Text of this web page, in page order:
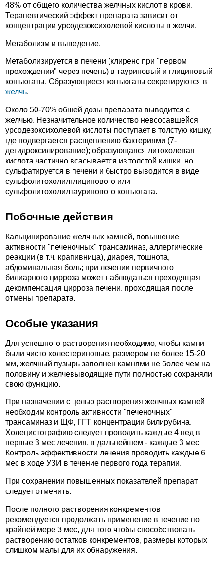
48% от общего количества желчных кислот в крови.
Терапевтический эффект препарата зависит от
концентрации урсодезоксихолевой кислоты в желчи.
Метаболизм и выведение.
Метаболизируется в печени (клиренс при "первом
прохождении" через печень) в тауриновый и глициновый
конъюгаты. Образующиеся конъюгаты секретируются в
желчь.
Около 50-70% общей дозы препарата выводится с
желчью. Незначительное количество невсосавшейся
урсодезоксихолевой кислоты поступает в толстую кишку,
где подвергается расщеплению бактериями (7-
дегидроксилирование); образующаяся литохолевая
кислота частично всасывается из толстой кишки, но
сульфатируется в печени и быстро выводится в виде
сульфолитохолилглицинового или
сульфолитохолилтауринового конъюгата.
Побочные действия
Кальцинирование желчных камней, повышение
активности "печеночных" трансаминаз, аллергические
реакции (в т.ч. крапивница), диарея, тошнота,
абдоминальная боль; при лечении первичного
билиарного цирроза может наблюдаться преходящая
декомпенсация цирроза печени, проходящая после
отмены препарата.
Особые указания
Для успешного растворения необходимо, чтобы камни
были чисто холестериновые, размером не более 15-20
мм, желчный пузырь заполнен камнями не более чем на
половину и желчевыводящие пути полностью сохраняли
свою функцию.
При назначении с целью растворения желчных камней
необходим контроль активности "печеночных"
трансаминаз и ЩФ, ГГТ, концентрации билирубина.
Холецистографию следует проводить каждые 4 нед в
первые 3 мес лечения, в дальнейшем - каждые 3 мес.
Контроль эффективности лечения проводить каждые 6
мес в ходе УЗИ в течение первого года терапии.
При сохранении повышенных показателей препарат
следует отменить.
После полного растворения конкрементов
рекомендуется продолжать применение в течение по
крайней мере 3 мес, для того чтобы способствовать
растворению остатков конкрементов, размеры которых
слишком малы для их обнаружения.